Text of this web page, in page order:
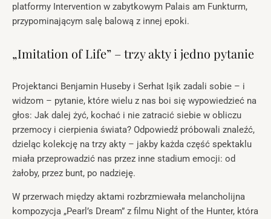
platformy Intervention w zabytkowym Palais am Funkturm,
przypominającym salę balową z innej epoki.
„Imitation of Life” – trzy akty i jedno pytanie
Projektanci Benjamin Huseby i Serhat Işik zadali sobie – i
widzom – pytanie, które wielu z nas boi się wypowiedzieć na
głos: Jak dalej żyć, kochać i nie zatracić siebie w obliczu
przemocy i cierpienia świata? Odpowiedź próbowali znaleźć,
dzieląc kolekcję na trzy akty – jakby każda część spektaklu
miała przeprowadzić nas przez inne stadium emocji: od
żałoby, przez bunt, po nadzieję.
W przerwach między aktami rozbrzmiewała melancholijna
kompozycja „Pearl’s Dream” z filmu Night of the Hunter, która